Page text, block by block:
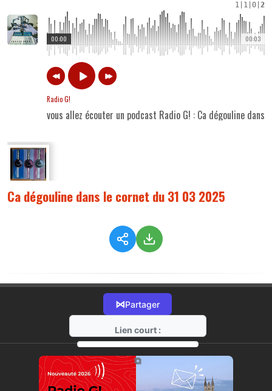
1 1 0 2
00:03
00:00
Radio G!
vous allez écouter un podcast Radio G! : Ca dégouline
Ca dégouline dans le cornet du 31 03 2025
⋈Partager
Lien court :
https://radio-g.fr?17156
⧉